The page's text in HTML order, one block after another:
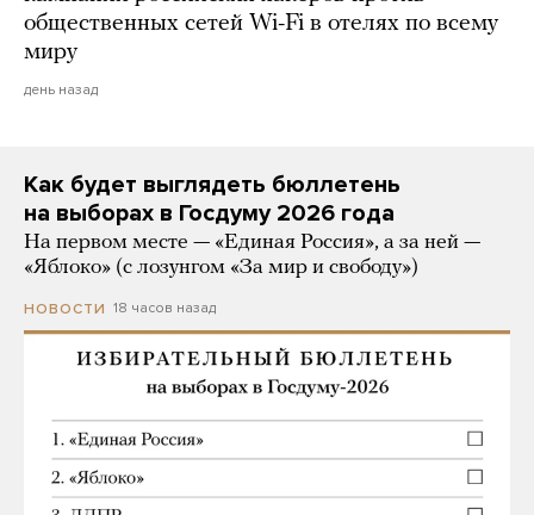
общественных сетей Wi-Fi в отелях по всему
миру
день назад
Как будет выглядеть бюллетень
на выборах в Госдуму 2026 года
На первом месте — «Единая Россия», а за ней —
«Яблоко» (с лозунгом «За мир и свободу»)
НОВОСТИ 18 часов назад